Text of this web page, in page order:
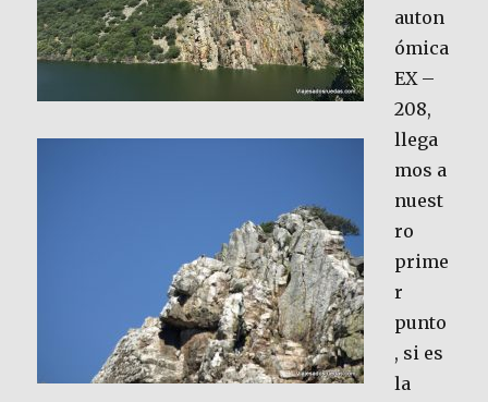
auton
ómica
EX –
208,
llega
mos a
nuest
ro
prime
r
punto
, si es
la